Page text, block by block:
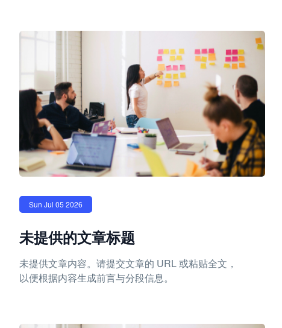
Sun Jul 05 2026
未提供的文章标题
未提供文章内容。请提交文章的 URL 或粘贴全文，
以便根据内容生成前言与分段信息。